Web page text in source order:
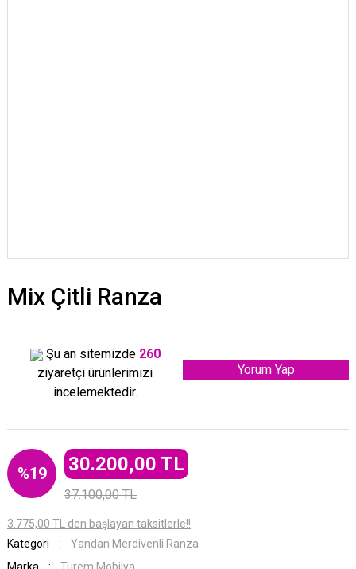
Mix Çitli Ranza
Şu an sitemizde 260
ziyaretçi ürünlerimizi
incelemektedir.
Yorum Yap
%19 30.200,00 TL
37.100,00 TL
3.775,00 TL den başlayan taksitlerle!!
Kategori
Yandan Merdivenli Ranza